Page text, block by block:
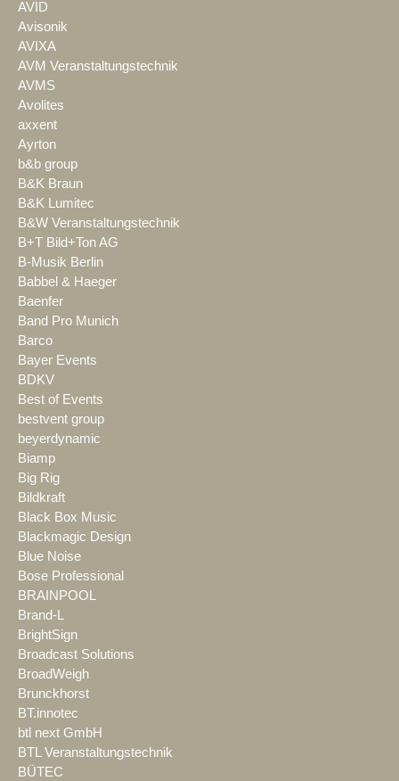
AVID
Avisonik
AVIXA
AVM Veranstaltungstechnik
AVMS
Avolites
axxent
Ayrton
b&b group
B&K Braun
B&K Lumitec
B&W Veranstaltungstechnik
B+T Bild+Ton AG
B-Musik Berlin
Babbel & Haeger
Baenfer
Band Pro Munich
Barco
Bayer Events
BDKV
Best of Events
bestvent group
beyerdynamic
Biamp
Big Rig
Bildkraft
Black Box Music
Blackmagic Design
Blue Noise
Bose Professional
BRAINPOOL
Brand-L
BrightSign
Broadcast Solutions
BroadWeigh
Brunckhorst
BT.innotec
btl next GmbH
BTL Veranstaltungstechnik
BÜTEC